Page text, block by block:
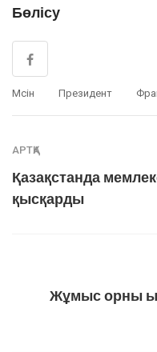
Бөлісу
Мүсін Президент
АРТҚА
Қазақстанда
қысқарды
Жұмыс орны